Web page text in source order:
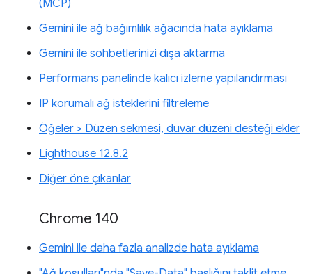
(MCP)
Gemini ile ağ bağımlılık ağacında hata ayıklama
Gemini ile sohbetlerinizi dışa aktarma
Performans panelinde kalıcı izleme yapılandırması
IP korumalı ağ isteklerini filtreleme
Öğeler > Düzen sekmesi, duvar düzeni desteği ekler
Lighthouse 12.8.2
Diğer öne çıkanlar
Chrome 140
Gemini ile daha fazla analizde hata ayıklama